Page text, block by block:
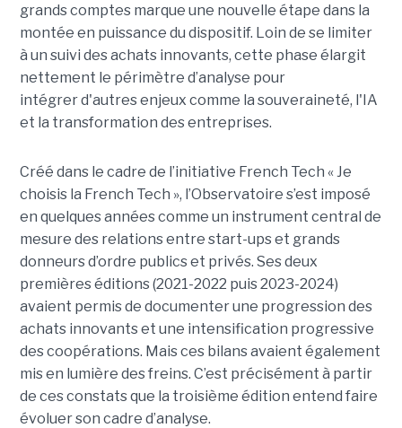
grands comptes marque une nouvelle étape dans la
montée en puissance du dispositif. Loin de se limiter
à un suivi des achats innovants, cette phase élargit
nettement le périmètre d’analyse pour
intégrer d'autres enjeux comme la souveraineté, l'IA
et la transformation des entreprises.
Créé dans le cadre de l’initiative French Tech « Je
choisis la French Tech », l’Observatoire s’est imposé
en quelques années comme un instrument central de
mesure des relations entre start-ups et grands
donneurs d’ordre publics et privés. Ses deux
premières éditions (2021-2022 puis 2023-2024)
avaient permis de documenter une progression des
achats innovants et une intensification progressive
des coopérations. Mais ces bilans avaient également
mis en lumière des freins. C’est précisément à partir
de ces constats que la troisième édition entend faire
évoluer son cadre d’analyse.